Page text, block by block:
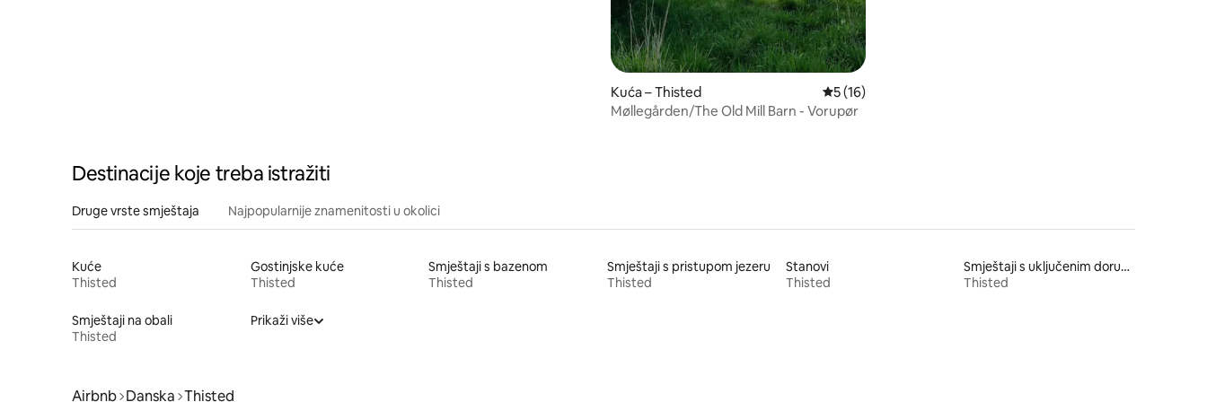
Kuća – Thisted Prosječna ocjena: 5/5, recenzija: 16
5 (16)
Møllegården/The Old Mill Barn - Vorupør
Destinacije koje treba istražiti
Druge vrste smještaja Najpopularnije znamenitosti u okolici
Kuće
Thisted
Gostinjske kuće
Thisted
Smještaji s bazenom
Thisted
Smještaji s pristupom jezeru
Thisted
Stanovi
Thisted
Smještaji s uključenim doručkom
Thisted
Smještaji na obali
Thisted
Prikaži više
Airbnb Danska Thisted